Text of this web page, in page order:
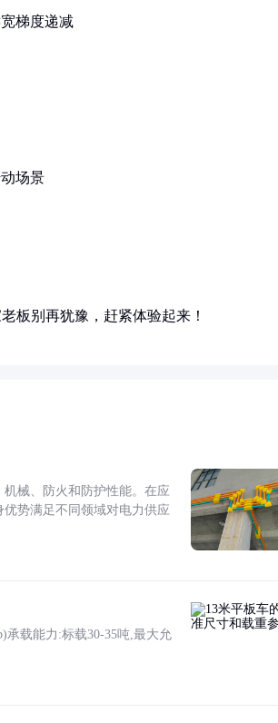
梯度递减
场景
板别再犹豫，赶紧体验起来！
械、防火和防护性能。在应
势满足不同领域对电力供应
承载能力:标载30-35吨,最大允